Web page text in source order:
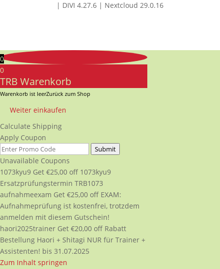
| DIVI 4.27.6 | Nextcloud 29.0.16
0
0
TRB Warenkorb
Warenkorb ist leerZurück zum Shop
Weiter einkaufen
Calculate Shipping
Apply Coupon
Submit
Unavailable Coupons
1073kyu9 Get €25,00 off 1073kyu9
Ersatzprüfungstermin TRB1073
aufnahmeexam Get €25,00 off EXAM:
Aufnahmeprüfung ist kostenfrei, trotzdem
anmelden mit diesem Gutschein!
haori2025trainer Get €20,00 off Rabatt
Bestellung Haori + Shitagi NUR für Trainer +
Assistenten! bis 31.07.2025
Zum Inhalt springen